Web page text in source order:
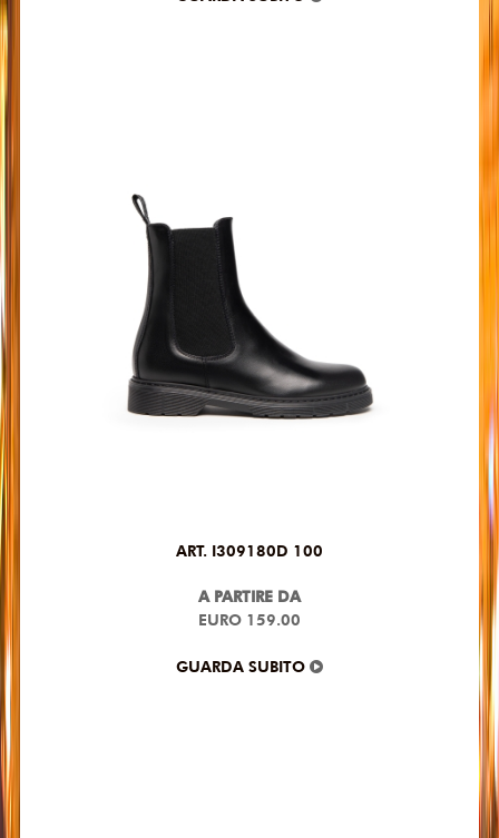
ART. I309180D 100
A PARTIRE DA
EURO 159.00
GUARDA SUBITO